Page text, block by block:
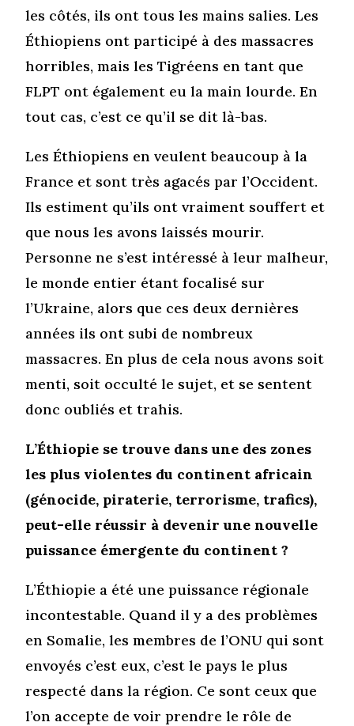
les côtés, ils ont tous les mains salies. Les
Éthiopiens ont participé à des massacres
horribles, mais les Tigréens en tant que
FLPT ont également eu la main lourde. En
tout cas, c’est ce qu’il se dit là-bas.
Les Éthiopiens en veulent beaucoup à la
France et sont très agacés par l’Occident.
Ils estiment qu’ils ont vraiment souffert et
que nous les avons laissés mourir.
Personne ne s’est intéressé à leur malheur,
le monde entier étant focalisé sur
l’Ukraine, alors que ces deux dernières
années ils ont subi de nombreux
massacres. En plus de cela nous avons soit
menti, soit occulté le sujet, et se sentent
donc oubliés et trahis.
L’Éthiopie se trouve dans une des zones
les plus violentes du continent africain
(génocide, piraterie, terrorisme, trafics),
peut-elle réussir à devenir une nouvelle
puissance émergente du continent ?
L’Éthiopie a été une puissance régionale
incontestable. Quand il y a des problèmes
en Somalie, les membres de l’ONU qui sont
envoyés c’est eux, c’est le pays le plus
respecté dans la région. Ce sont ceux que
l’on accepte de voir prendre le rôle de